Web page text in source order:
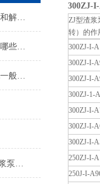
渣浆泵机组出现问题的原因和解决方法
压滤机入料泵选型需要参考哪些参数
压滤机入料泵的选择与其他一般性输送泵的区别很大
ZJL立式渣浆泵与SP液下渣浆泵，两种型号上有什么不同
300ZJ-
ZJ型渣
转）的作
300ZJ-I-
300ZJ-I-
300ZJ-I-
300ZJ-1-
300ZJ-I-
300ZJ-I-
300ZJ-I-
250ZJ-I-
250J-I-